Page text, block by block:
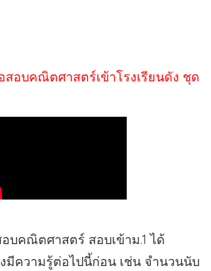
สอบคณิตศาสตร์เข้าโรงเรียนดัง ชุด
บคณิตศาสตร์ สอบเข้าม.1 ได้
มีความรู้ต่อไปนี้ก่อน เช่น จำนวนนับ